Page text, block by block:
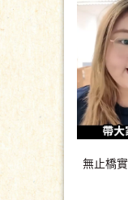
無止橋